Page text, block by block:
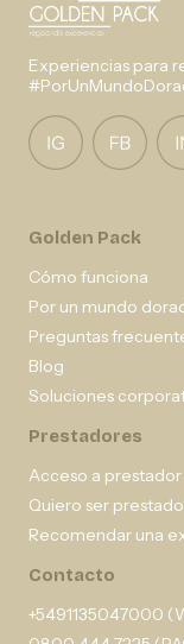
Experiencias para
Golden Pack
Cómo funciona
Por un mundo
Preguntas
Blog
Soluciones
Prestadores
Acceso a prestador
Quiero ser
Recomendar una
Contacto
+5491135047000